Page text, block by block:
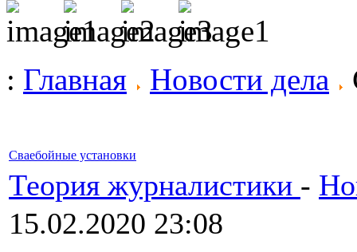
: Главная Новости дела
Сваебойные установки
Теория журналистики -
15.02.2020 23:08